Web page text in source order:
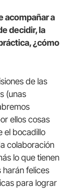
acompañar a
decidir, la
¿cómo
de las
(unas
ellos cosas
el bocadillo
colaboración
lo que tienen
harán felices
para lograr